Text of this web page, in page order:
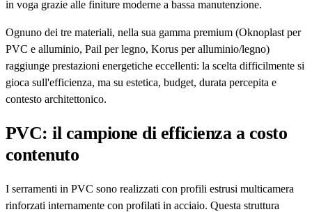
in voga grazie alle finiture moderne a bassa manutenzione.
Ognuno dei tre materiali, nella sua gamma premium (Oknoplast per
PVC e alluminio, Pail per legno, Korus per alluminio/legno)
raggiunge prestazioni energetiche eccellenti: la scelta difficilmente si
gioca sull'efficienza, ma su estetica, budget, durata percepita e
contesto architettonico.
PVC: il campione di efficienza a costo
contenuto
I serramenti in PVC sono realizzati con profili estrusi multicamera
rinforzati internamente con profilati in acciaio. Questa struttura